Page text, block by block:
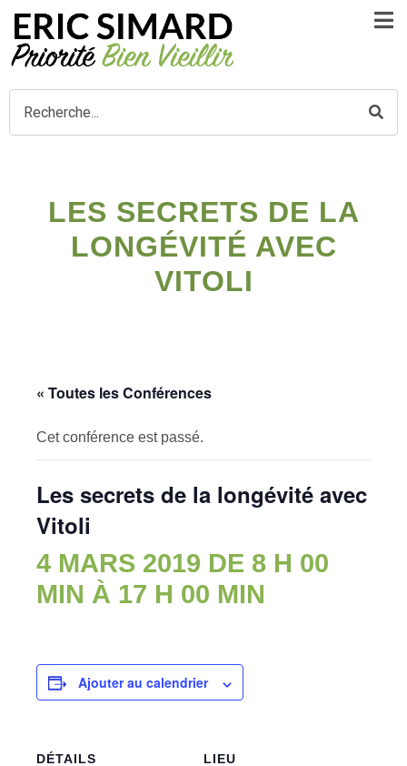
LES SECRETS DE LA
LONGÉVITÉ AVEC
VITOLI
« Toutes les Conférences
Cet conférence est passé.
Les secrets de la longévité avec
Vitoli
4 MARS 2019 DE 8 H 00
MIN À 17 H 00 MIN
Ajouter au calendrier
DÉTAILS LIEU